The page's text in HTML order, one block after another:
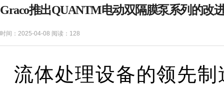
Graco推出QUANTM电动双隔膜泵系列的改
时间：2025-04-08 阅读： 128
流体处理设备的领先制